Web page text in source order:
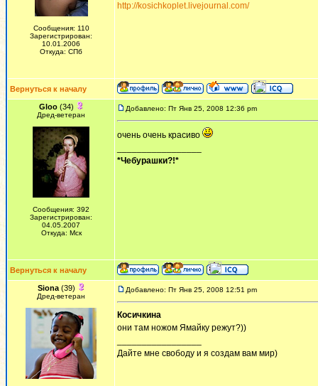
Сообщения: 110
Зарегистрирован:
10.01.2006
Откуда: СПб
http://kosichkoplet.livejournal.com/
Вернуться к началу
Gloo(34)
Дред-ветеран
Сообщения: 392
Зарегистрирован:
04.05.2007
Откуда: Мск
Добавлено: Пт Янв 25, 2008 12:36 pm
очень очень красиво
*Чебурашки?!*
Вернуться к началу
Siona(39)
Дред-ветеран
Добавлено: Пт Янв 25, 2008 12:51 pm
Косичкина
они там ножом Ямайку режут?))
Дайте мне свободу и я создам вам мир)